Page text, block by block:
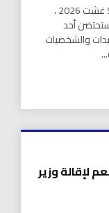
كتب / شادياحمد ستتجه الأنظار يوم الأربعاء 5 غشت 2026 ،
أحد
والشخصيات
لإقالة وزير